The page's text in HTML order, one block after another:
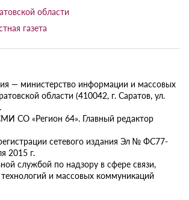
области
газета
— министерство информации и массовых
области (410042, г. Саратов, ул.
СО «Регион 64». Главный редактор
сетевого издания Эл № ФС77-
2015 г.
службой по надзору в сфере связи,
и массовых коммуникаций